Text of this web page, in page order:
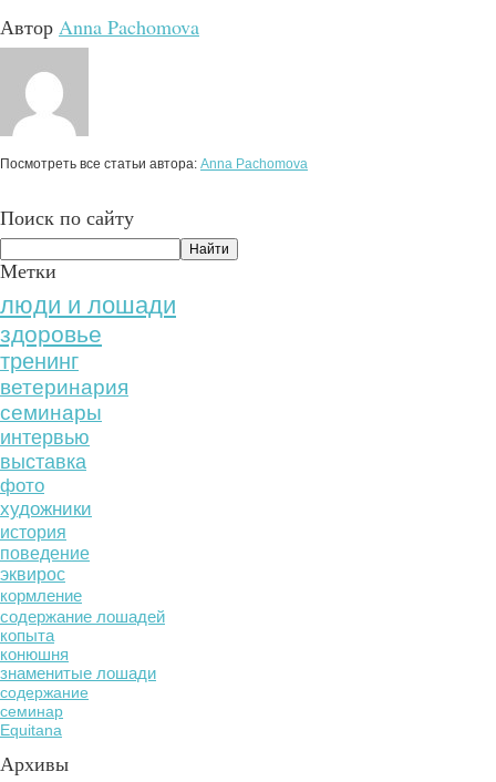
Автор Anna Pachomova
Посмотреть все статьи автора: Anna Pachomova
Поиск по сайту
Метки
люди и лошади
здоровье
тренинг
ветеринария
семинары
интервью
выставка
фото
художники
история
поведение
эквирос
кормление
содержание лошадей
копыта
конюшня
знаменитые лошади
содержание
семинар
Equitana
Архивы